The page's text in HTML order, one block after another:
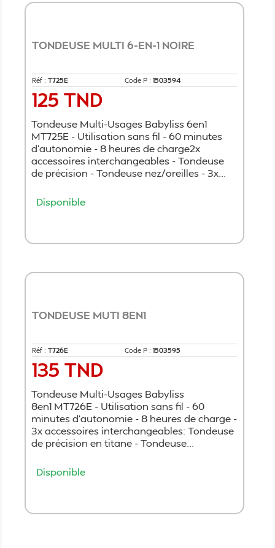
TONDEUSE MULTI 6-EN-1 NOIRE
Réf : T725E Code P : 1503594
Prix
125 TND
Tondeuse Multi-Usages Babyliss 6en1
MT725E - Utilisation sans fil - 60 minutes
d'autonomie - 8 heures de charge2x
accessoires interchangeables - Tondeuse
de précision - Tondeuse nez/oreilles - 3x...
Disponible
TONDEUSE MUTI 8EN1
Réf : T726E Code P : 1503595
Prix
135 TND
Tondeuse Multi-Usages Babyliss
8en1 MT726E - Utilisation sans fil - 60
minutes d'autonomie - 8 heures de charge -
3x accessoires interchangeables: Tondeuse
de précision en titane - Tondeuse...
Disponible